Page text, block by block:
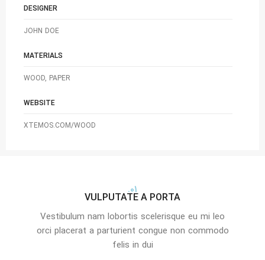
DESIGNER
JOHN DOE
MATERIALS
WOOD, PAPER
WEBSITE
XTEMOS.COM/WOOD
01.
VULPUTATE A PORTA
Vestibulum nam lobortis scelerisque eu mi leo
orci placerat a parturient congue non commodo
felis in dui